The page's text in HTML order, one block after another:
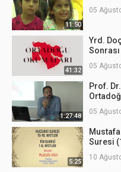
11:50
05
41:32
Yrd.
05
1:27:48
Prof.
05
5:25
Suresi
10